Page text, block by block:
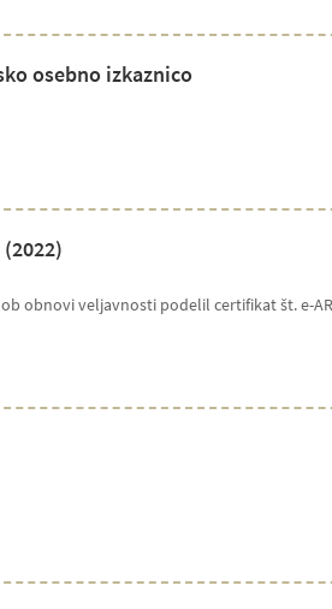
osebno izkaznico
obnovi veljavnosti podelil certifikat št. e-